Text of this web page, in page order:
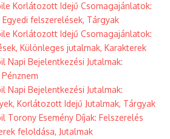
Korlátozott Idejű Csomagajánlatok:
felszerelések, Tárgyak
Korlátozott Idejű Csomagajánlatok:
Különleges jutalmak, Karakterek
Napi Bejelentkezési Jutalmak:
Napi Bejelentkezési Jutalmak:
Korlátozott Idejű Jutalmak, Tárgyak
Torony Esemény Díjak: Felszerelés
feloldása, Jutalmak